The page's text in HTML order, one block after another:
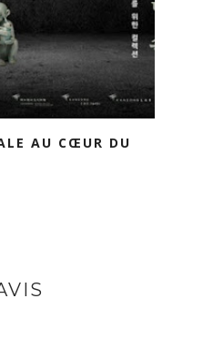
AU CŒUR DU